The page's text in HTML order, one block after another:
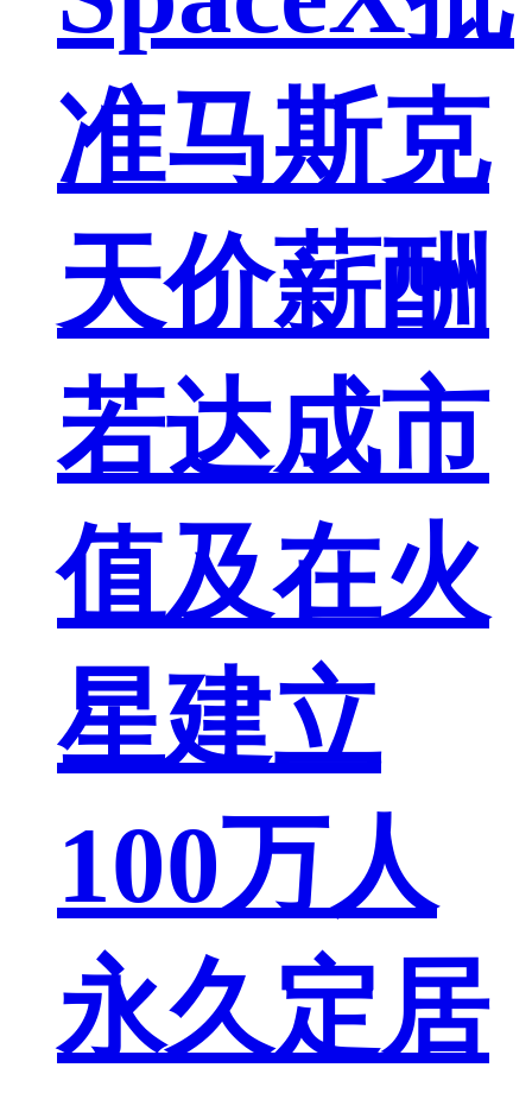
准马斯克
天价薪酬
若达成市
值及在火
星建立
100万人
永久定居